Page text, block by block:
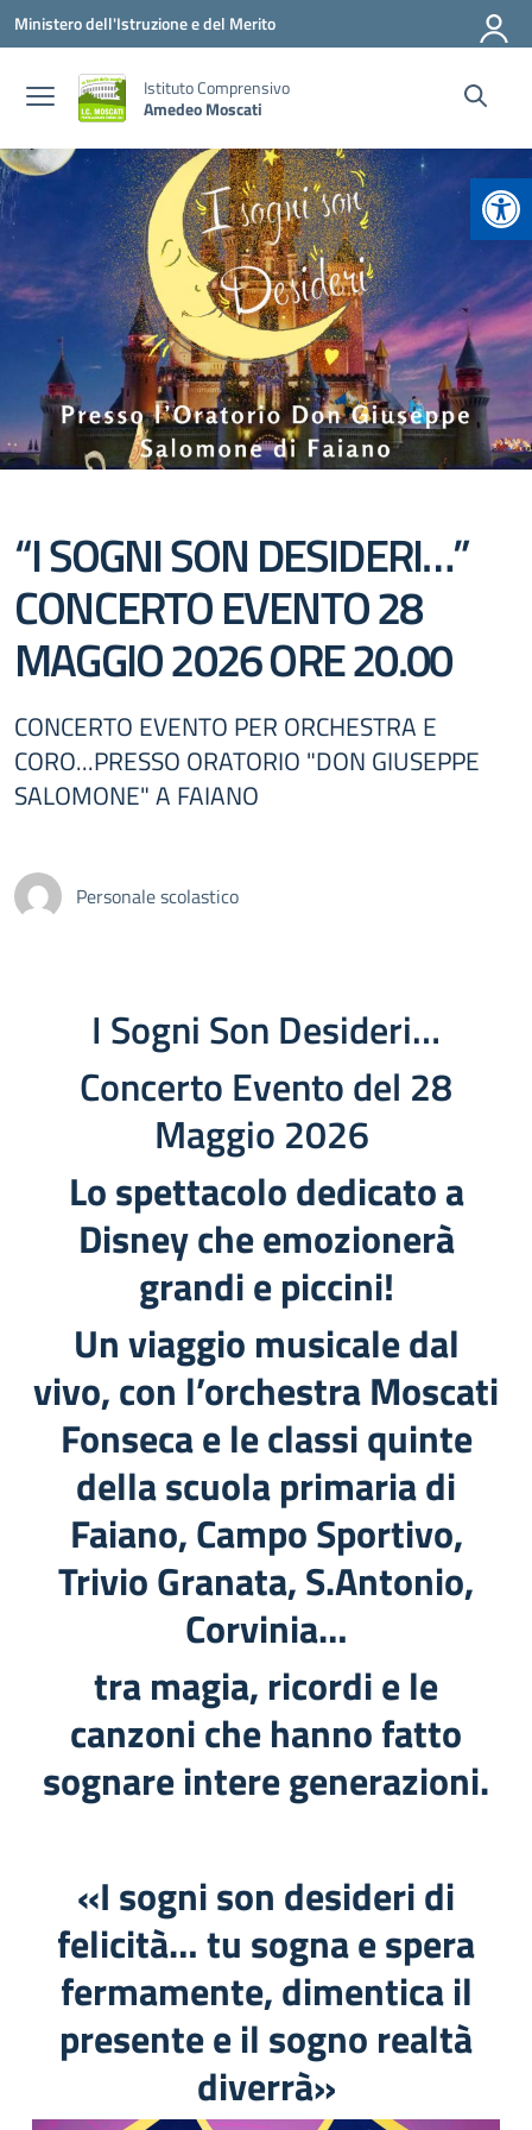
Vai ai contenuti
Vai al menu di navigazione
Vai al footer
Ministero dell'Istruzione e del Merito
Istituto Comprensivo
Amedeo Moscati
“I SOGNI SON DESIDERI…”
CONCERTO EVENTO 28
MAGGIO 2026 ORE 20.00
CONCERTO EVENTO PER ORCHESTRA E
CORO...PRESSO ORATORIO "DON GIUSEPPE
SALOMONE" A FAIANO
Personale scolastico
I Sogni Son Desideri…
Concerto Evento del 28
Maggio 2026
Lo spettacolo dedicato a
Disney che emozionerà
grandi e piccini!
Un viaggio musicale dal
vivo, con l’orchestra Moscati
Fonseca e le classi quinte
della scuola primaria di
Faiano, Campo Sportivo,
Trivio Granata, S.Antonio,
Corvinia…
tra magia, ricordi e le
canzoni che hanno fatto
sognare intere generazioni.
«I sogni son desideri di
felicità… tu sogna e spera
fermamente, dimentica il
presente e il sogno realtà
diverrà»